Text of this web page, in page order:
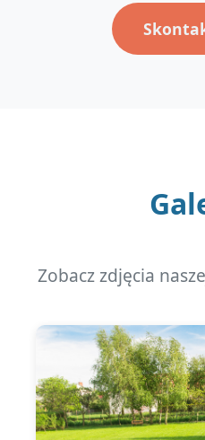
Zobacz zdjęcia